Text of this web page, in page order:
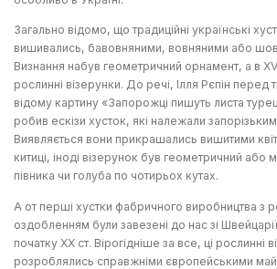
Загально відомо, що традиційні українські
вишивались, бавовняними, вовняними або
Визнання набув геометричний орнамент, а в
рослинні візерунки. До речі, Ілля Рєпін перед
відому картину «Запорожці пишуть листа
робив ескізи хусток, які належали
Виявляється вони прикрашались вишитими
китиці, іноді візерунок був геометричний або
півника чи голуба по чотирьох кутах.
А от перші хустки фабричного виробництва з
оздобленням були завезені до нас зі Швейцарії
початку ХХ ст. Вірогідніше за все, ці рослинні
розроблялись справжніми європейськими